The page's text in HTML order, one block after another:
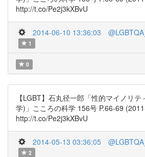
http://t.co/Pe2j3kXBvU
2014-06-10 13:36:03
1
0
【LGBT】石丸径一郎「性的マイノリ
学)」こころの科学 156号 P.66-69
http://t.co/Pe2j3kXBvU
2014-05-13 03:36:05
2